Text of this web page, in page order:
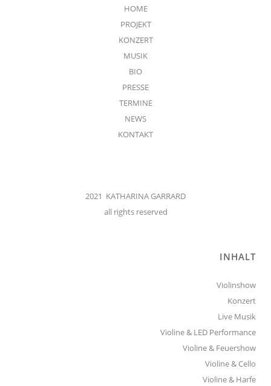
HOME
PROJEKT
KONZERT
MUSIK
BIO
PRESSE
TERMINE
NEWS
KONTAKT
2021 KATHARINA GARRARD
all rights reserved
INHALT
Violinshow
Konzert
Live Musik
Violine & LED Performance
Violine & Feuershow
Violine & Cello
Violine & Harfe